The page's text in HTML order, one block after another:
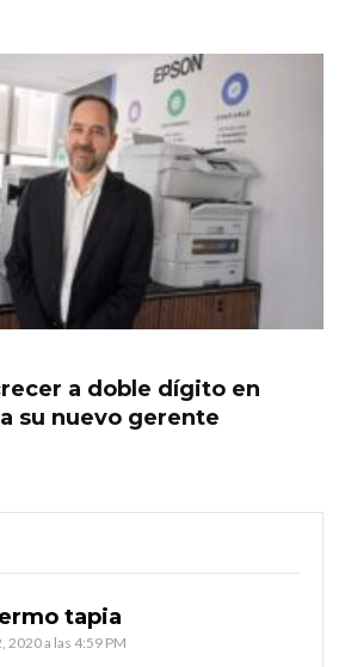
a doble dígito en
su nuevo gerente
tapia
2020 a las 4:59 PM